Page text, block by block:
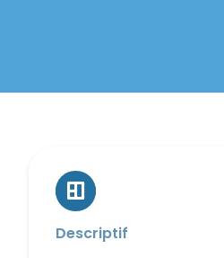
Descriptif